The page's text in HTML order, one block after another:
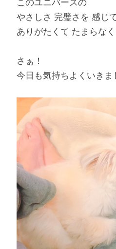
このユニバースの
やさしさ 完璧さを 感じ
ありがたくて たまらな
さぁ！
今日も気持ちよくいき